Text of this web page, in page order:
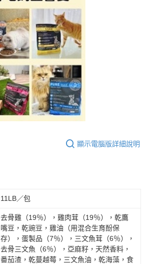
顯示電腦版詳細說明
11LB／包
去骨雞（19％），雞肉茸（19％），乾鷹
嘴豆，乾豌豆，雞油（用混合生育酚保
存），蛋製品（7％），三文魚茸（6％），
去骨三文魚（6％），亞麻籽，天然香料，
番茄渣，乾蔓越莓，三文魚油，乾海藻，食